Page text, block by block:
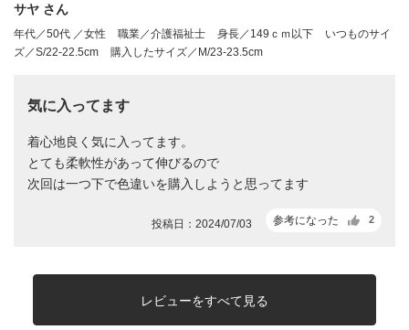
サヤ さん
年代／50代 ／女性 職業／介護福祉士 身長／149ｃｍ以下
いつものサイ
ズ／S/22-22.5cm
購入したサイズ／M/23-23.5cm
気に入ってます
着心地良く気に入ってます。
とても柔軟性があって伸びるので
次回は一つ下で色違いを購入しようと思ってます
参考になった 2
投稿日：2024/07/03
レビューをすべて見る